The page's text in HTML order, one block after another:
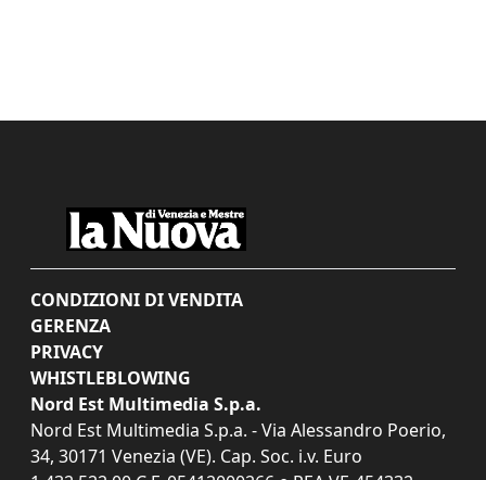
CONDIZIONI DI VENDITA
GERENZA
PRIVACY
WHISTLEBLOWING
Nord Est Multimedia S.p.a.
Nord Est Multimedia S.p.a. - Via Alessandro Poerio,
34, 30171 Venezia (VE). Cap. Soc. i.v. Euro